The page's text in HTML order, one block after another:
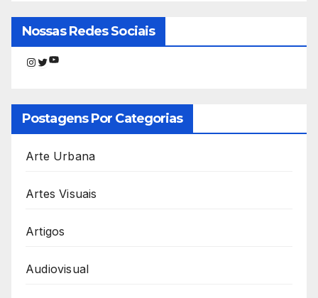
Nossas Redes Sociais
Instagram
Twitter
Youtube
Postagens Por Categorias
Arte Urbana
Artes Visuais
Artigos
Audiovisual